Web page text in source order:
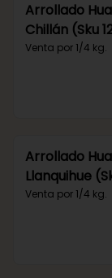
Arrollado
Chillán (Sku
Venta por 1/4 kg.
Arrollado
Llanquihue
Venta por 1/4 kg.